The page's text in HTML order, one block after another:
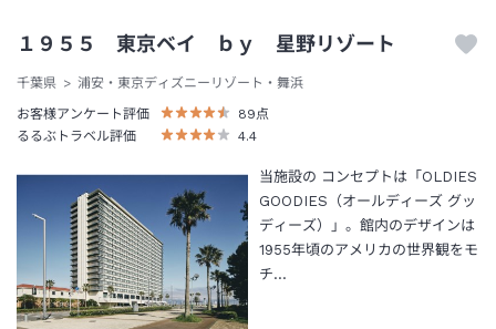
１９５５ 東京ベイ ｂｙ 星野リゾート
千葉県
浦安・東京ディズニーリゾート・舞浜
お客様アンケート評価
89点
るるぶトラベル評価
4.4
当施設の コンセプトは「OLDIES
GOODIES（オールディーズ グッ
ディーズ）」。館内のデザインは
1955年頃のアメリカの世界観をモ
チ…